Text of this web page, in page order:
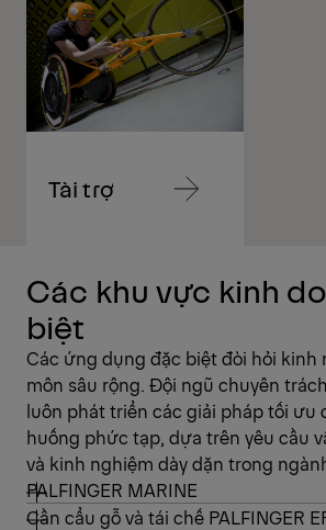
tới
nội
dung
Tài trợ Chuyển
tới
nội
Các khu vực kinh
biệt
Các ứng dụng đặc biệt đòi hỏi kinh
môn sâu rộng. Đội ngũ chuyên
luôn phát triển các giải pháp tối ưu
huống phức tạp, dựa trên yêu cầu
và kinh nghiệm dày dặn trong
PALFINGER MARINE
Cần cẩu gỗ và tái chế PALFINGER